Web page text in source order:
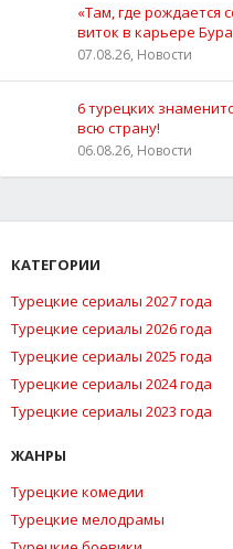
«Там, где рождается
виток в карьере
07.08.26, Новости
6 турецких
всю страну!
06.08.26, Новости
КАТЕГОРИИ
Турецкие сериалы 2027 года
Турецкие сериалы 2026 года
Турецкие сериалы 2025 года
Турецкие сериалы 2024 года
Турецкие сериалы 2023 года
ЖАНРЫ
Турецкие комедии
Турецкие мелодрамы